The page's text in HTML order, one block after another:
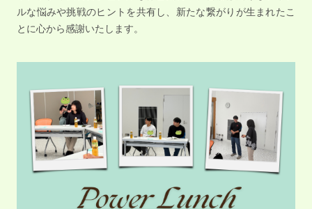
ルな悩みや挑戦のヒントを共有し、新たな繋がりが生まれたこ
とに心から感謝いたします。